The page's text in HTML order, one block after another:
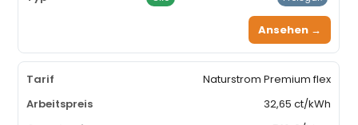
Ansehen →
Naturstrom Premium flex
32,65 ct/kWh